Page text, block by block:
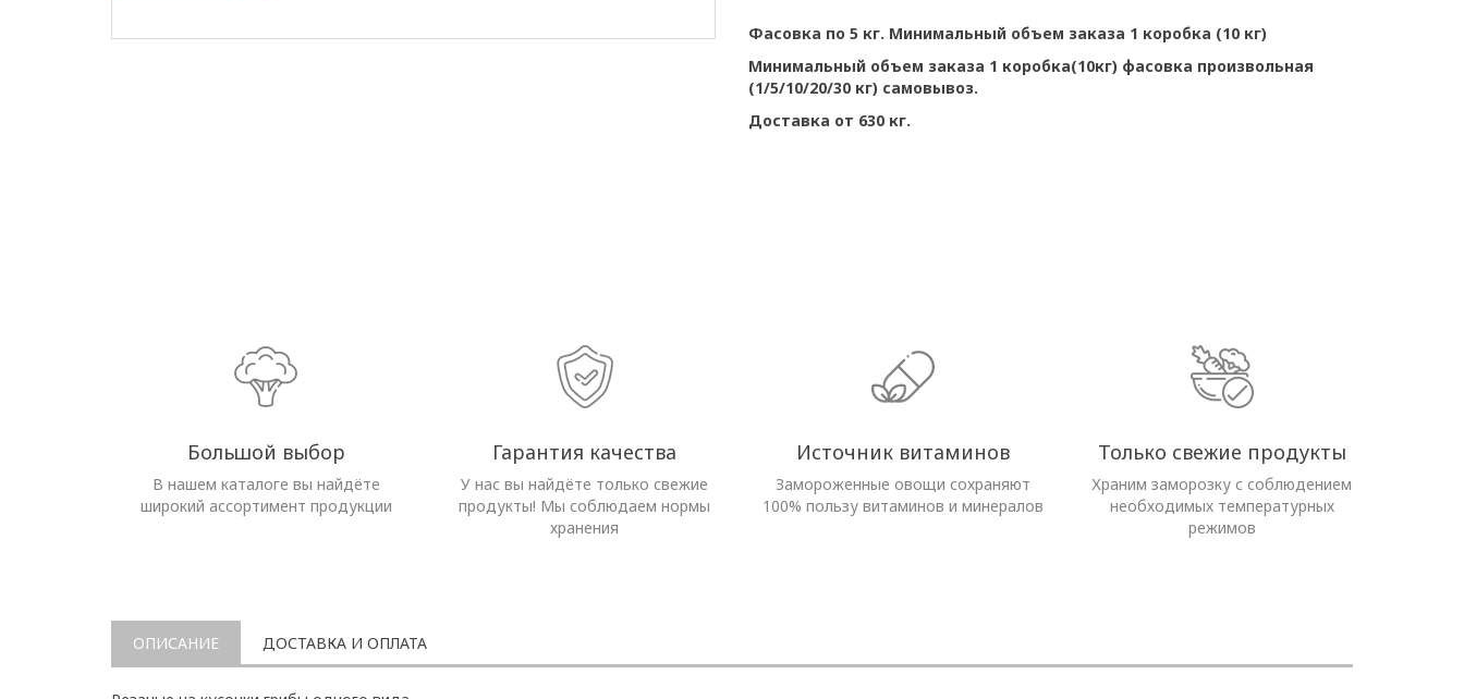
Фасовка по 5 кг. Минимальный объем заказа 1 коробка (10 кг)
Минимальный объем заказа 1 коробка(10кг) фасовка произвольная
(1/5/10/20/30 кг) самовывоз.
Доставка от 630 кг.
Большой выбор
В нашем каталоге вы найдёте
широкий ассортимент продукции
Гарантия качества
У нас вы найдёте только свежие
продукты! Мы соблюдаем нормы
хранения
Источник витаминов
Замороженные овощи сохраняют
100% пользу витаминов и минералов
Только свежие продукты
Храним заморозку с соблюдением
необходимых температурных
режимов
ОПИСАНИЕ ДОСТАВКА И ОПЛАТА